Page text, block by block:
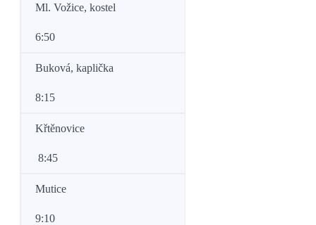
Ml. Vožice, kostel
6:50
Buková, kaplička
8:15
Křtěnovice
8:45
Mutice
9:10